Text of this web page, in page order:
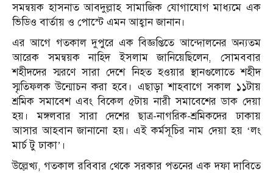
সমন্বয়ক হাসনাত আবদুল্লাহ সামাজিক যোগাযোগ মাধ্যমে এক
ভিডিও বার্তায় ও পোস্টে এমন আহ্বান জানান।
এর আগে গতকাল দুপুরে এক বিজ্ঞপ্তিতে আন্দোলনের অন্যতম
আরেক সমন্বয়ক নাহিদ ইসলাম জানিয়েছিলেন, সোমববার
শহীদদের স্মরণে সারা দেশে নিহত হওয়ার স্থানগুলোতে শহীদ
স্মৃতিফলক উন্মোচন করা হবে। এছাড়া শাহবাগে সকাল ১১টায়
শ্রমিক সমাবেশ এবং বিকেল ৫টায় নারী সমাবেশের ডাক দেয়া
হয়। মঙ্গলবার সারা দেশের ছাত্র-নাগরিক-শ্রমিকদের ঢাকায়
আসার আহবান জানানো হয়। এই কর্মসূচির নাম দেয়া হয় ‘লং
মার্চ টু ঢাকা’।
উল্লেখ্য, গতকাল রবিবার থেকে সরকার পতনের এক দফা দাবিতে